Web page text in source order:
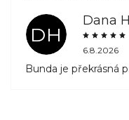
DH
Dana
6.8.2026
Bunda je překrásná